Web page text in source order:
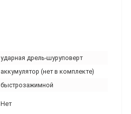
ударная дрель-шуруповерт
аккумулятор (нет в комплекте)
быстрозажимной
Нет